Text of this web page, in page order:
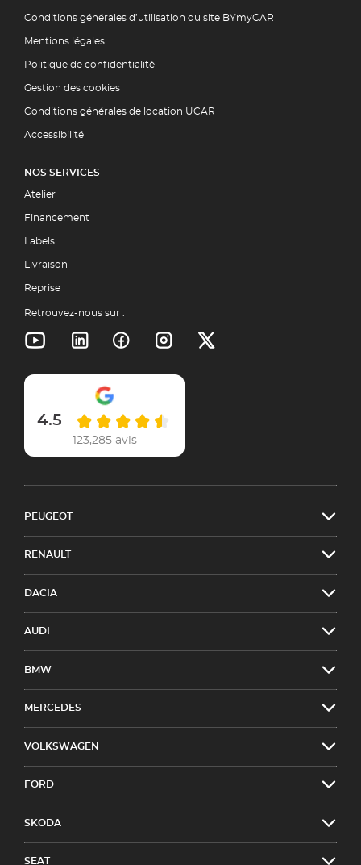
Conditions générales d’utilisation du site BYmyCAR
Mentions légales
Politique de confidentialité
Gestion des cookies
Conditions générales de location UCAR+
Accessibilité
NOS SERVICES
Atelier
Financement
Labels
Livraison
Reprise
Retrouvez-nous sur :
4.5
123,285 avis
PEUGEOT
RENAULT
DACIA
AUDI
BMW
MERCEDES
VOLKSWAGEN
FORD
SKODA
SEAT